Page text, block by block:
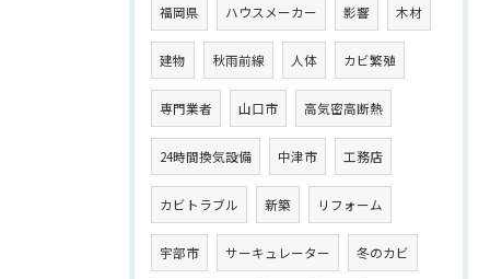
福岡県 ハウスメーカー 影響 木材
建物 秋雨前線 人体 カビ繁殖
専門業者 山口市 高気密高断熱
24時間換気設備 中津市 工務店
カビトラブル 新築 リフォーム
宇部市 サーキュレーター 冬のカビ